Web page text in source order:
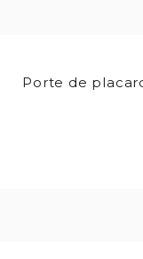
Porte de